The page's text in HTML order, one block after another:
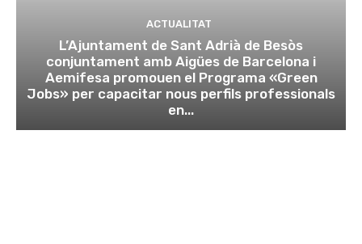
ACTUALITAT
L’Ajuntament de Sant Adrià de Besòs
conjuntament amb Aigües de Barcelona i
Aemifesa promouen el Programa «Green
Jobs» per capacitar nous perfils professionals
en...